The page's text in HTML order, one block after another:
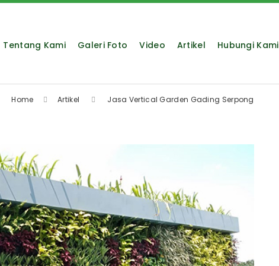
Tentang Kami Galeri Foto Video Artikel Hubungi Kami
Home Artikel Jasa Vertical Garden Gading Serpong